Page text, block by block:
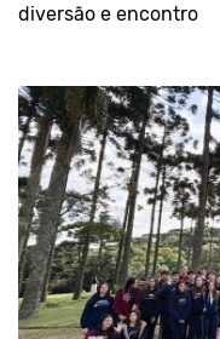
diversão e encontro